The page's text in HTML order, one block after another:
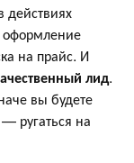
действиях
оформление
на прайс. И
лид.
вы будете
ругаться на